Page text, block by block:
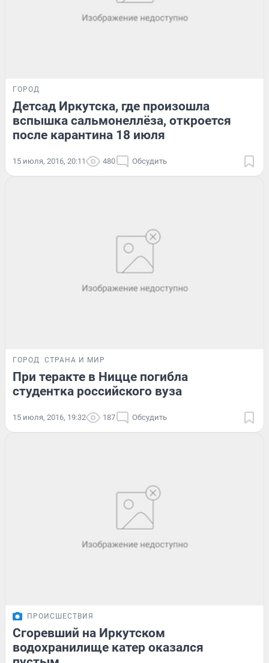
ГОРОД
Детсад Иркутска, где произошла
вспышка сальмонеллёза, откроется
после карантина 18 июля
15 июля, 2016, 20:11 480 Обсудить
ГОРОД СТРАНА И МИР
При теракте в Ницце погибла
студентка российского вуза
15 июля, 2016, 19:32 187 Обсудить
ПРОИСШЕСТВИЯ
Сгоревший на Иркутском
водохранилище катер оказался